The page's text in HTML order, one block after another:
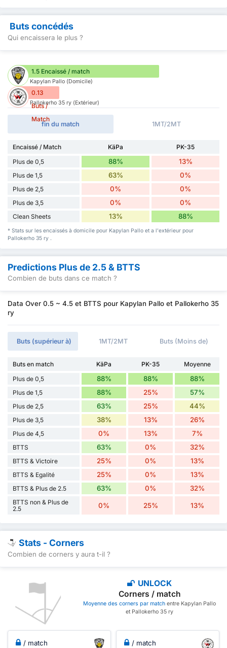
Buts concédés
Qui encaissera le plus ?
1.5 Encaissé / match
Kapylan Pallo (Domicile)
0.13
Buts /
Match
Pallokerho 35 ry (Extérieur)
fin du match 1MT/2MT
Encaissé / Match KäPa
PK-35
Plus de 0,5
88% 13%
Plus de 1,5 63% 0%
Plus de 2,5 0% 0%
Plus de 3,5 0% 0%
Clean Sheets 13% 88%
* Stats sur les encaissés à domicile pour Kapylan Pallo et a l'extérieur pour
Pallokerho 35 ry .
Predictions Plus de 2.5 & BTTS
Combien de buts dans ce match ?
Data Over 0.5 ~ 4.5 et BTTS pour Kapylan Pallo et Pallokerho 35
ry
Buts (supérieur à) 1MT/2MT Buts (Moins de)
Buts en match KäPa PK-35
Moyenne
Plus de 0,5
88% 88% 88%
Plus de 1,5 88% 25% 57%
Plus de 2,5 63% 25% 44%
Plus de 3,5 38% 13% 26%
Plus de 4,5 0% 13% 7%
BTTS 63% 0% 32%
BTTS & Victoire 25% 0% 13%
BTTS & Egalité 25% 0% 13%
BTTS & Plus de 2.5 63% 0% 32%
BTTS non & Plus de
2.5
0% 25% 13%
Stats - Corners
Combien de corners y aura t-il ?
UNLOCK
Corners / match
Moyenne des corners par match entre Kapylan Pallo
et Pallokerho 35 ry
/ match / match